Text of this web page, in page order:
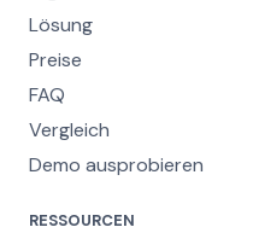
Lösung
Preise
FAQ
Vergleich
Demo ausprobieren
RESSOURCEN